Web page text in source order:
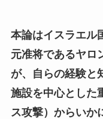
本論はイスラエル
元准将であるヤロ
が、自らの経験と
施設を中心とした
ス攻撃）からいか